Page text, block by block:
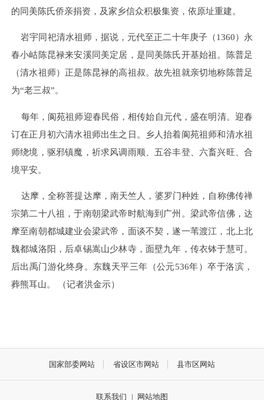
的同美陈氏侨亲捐资，及家乡信众积极集资，依原址重建。
岩宇同祀清水祖师，据说，元代至正二十年庚子（1360）永
春小岵陈昆禄来安溪同美定居，是同美陈氏开基始祖。陈普足
（清水祖师）正是陈昆禄的高祖叔。故先祖就亲切地称陈普足
为“老三叔”。
每年，阆苑祖师迎春民俗，相传始自元代，盛在明清。迎春
订在正月初六清水祖师出生之日。乡人抬着阆苑祖师和清水祖
师绕境，驱邪镇魔，祈求风调雨顺、五谷丰登、六畜兴旺、合
境平安。
达摩，全称菩提达摩，南天竺人，婆罗门种姓，自称佛传禅
宗第二十八祖，于南朝梁武帝时航海到广州。梁武帝信佛，达
摩至南朝都城建业会梁武帝，面谈不契，遂一苇渡江，北上北
魏都城洛阳，后卓锡嵩山少林寺，面壁九年，传衣钵于慧可。
后出禹门游化终身。东魏天平三年（公元536年）卒于洛滨，
葬熊耳山。 （记者洪金示）
国家部委网站 省设区市网站 县市区网站
联系我们 | 网站地图